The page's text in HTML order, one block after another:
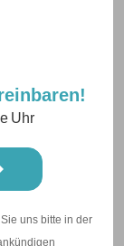
Uhr
uns bitte in der